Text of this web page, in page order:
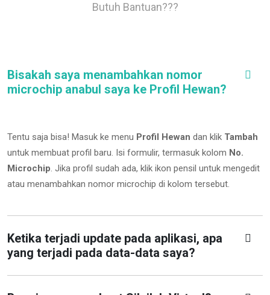
Butuh Bantuan???
Bisakah saya menambahkan nomor
microchip anabul saya ke Profil Hewan?
Tentu saja bisa! Masuk ke menu Profil Hewan dan klik Tambah
untuk membuat profil baru. Isi formulir, termasuk kolom No.
Microchip. Jika profil sudah ada, klik ikon pensil untuk mengedit
atau menambahkan nomor microchip di kolom tersebut.
Ketika terjadi update pada aplikasi, apa
yang terjadi pada data-data saya?